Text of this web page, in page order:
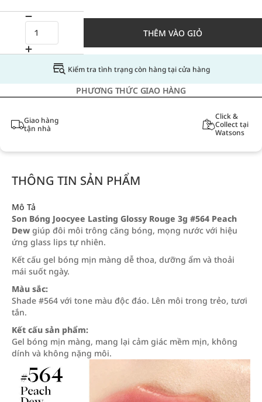
THÊM VÀO GIỎ
Kiểm tra tình trạng còn hàng tại cửa hàng
PHƯƠNG THỨC GIAO HÀNG
Giao hàng
tận nhà
Click &
Collect tại
Watsons
THÔNG TIN SẢN PHẨM
Mô Tả
Son Bóng Joocyee Lasting Glossy Rouge 3g #564 Peach
Dew giúp đôi môi trông căng bóng, mọng nước với hiệu
ứng glass lips tự nhiên.
Kết cấu gel bóng mịn màng dễ thoa, dưỡng ẩm và thoải
mái suốt ngày.
Màu sắc:
Shade #564 với tone màu độc đáo. Lên môi trong trẻo, tươi
tắn.
Kết cấu sản phẩm:
Gel bóng mịn màng, mang lại cảm giác mềm mịn, không
dính và không nặng môi.